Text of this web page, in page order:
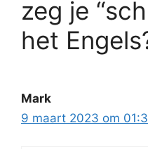
zeg je
het
Mark
9 maart 2023 om